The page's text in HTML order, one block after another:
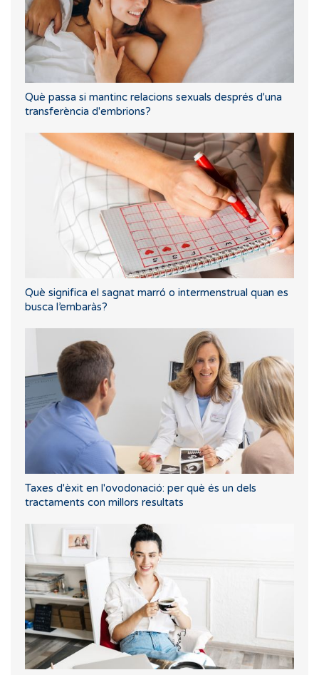
Què passa si mantinc relacions sexuals després d'una
transferència d'embrions?
Què significa el sagnat marró o intermenstrual quan es
busca l’embaràs?
Taxes d'èxit en l'ovodonació: per què és un dels
tractaments con millors resultats